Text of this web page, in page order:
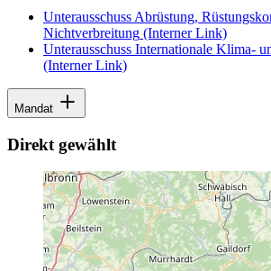
Unterausschuss Abrüstung,
Nichtverbreitung (Interner Link)
Unterausschuss Internationale Klima-
(Interner Link)
Mandat
Direkt gewählt